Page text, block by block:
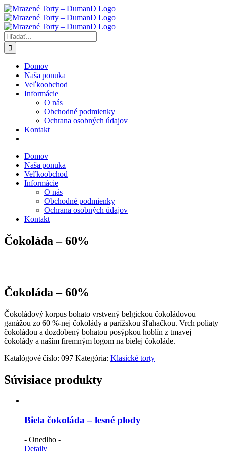
Skip
to
content
Hľadať:
Domov
Naša ponuka
Veľkoobchod
Informácie
O nás
Obchodné podmienky
Ochrana osobných údajov
Kontakt
Domov
Naša ponuka
Veľkoobchod
Informácie
O nás
Obchodné podmienky
Ochrana osobných údajov
Kontakt
Čokoláda – 60%
Čokoláda – 60%
Čokoládový korpus bohato vrstvený belgickou čokoládovou
ganážou zo 60 %-nej čokolády a parížskou šľahačkou. Vrch poliaty
čokoládou a dozdobený bohatou posýpkou hoblín z tmavej
čokolády a naším firemným logom na bielej čokoláde.
Katalógové číslo: 097 Kategória: Klasické torty
Súvisiace produkty
Biela čokoláda – lesné plody
- Onedlho -
Detaily